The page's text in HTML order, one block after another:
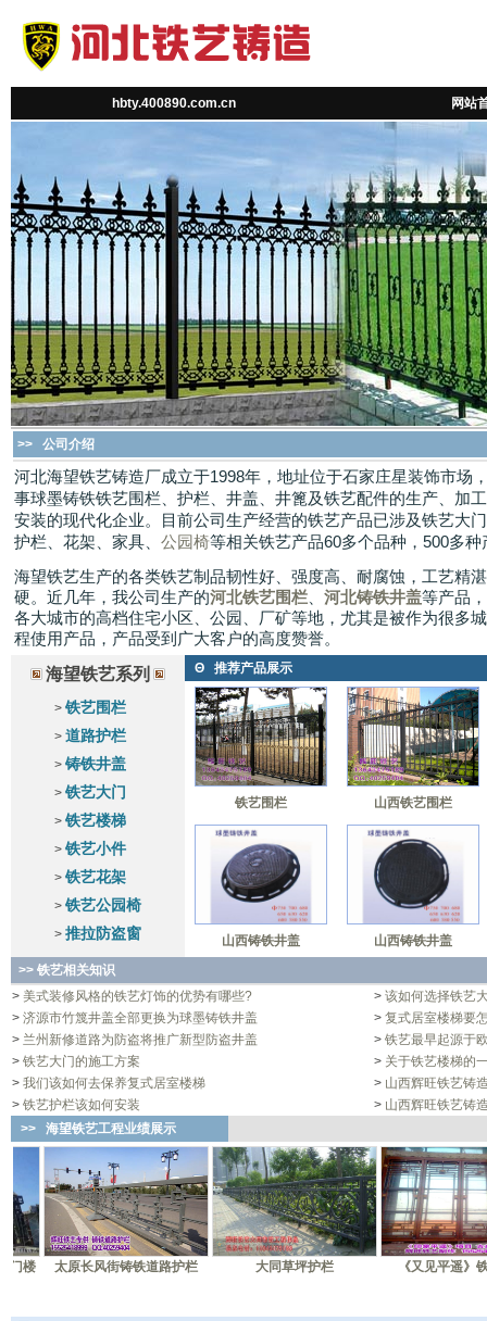
hbty.400890.com.cn 网站
>> 公司介绍
河北海望铁艺铸造厂成立于1998年，地址位于石家庄星装饰市场
事球墨铸铁铁艺围栏、护栏、井盖、井篦及铁艺配件的生产、加
安装的现代化企业。目前公司生产经营的铁艺产品已涉及铁艺大
护栏、花架、家具、 公园椅等相关铁艺产品60多个品种，500多种
海望铁艺生产的各类铁艺制品韧性好、强度高、耐腐蚀，工艺精
硬。近几年，我公司生产的河北铁艺围栏 河北铸铁井盖等产品
各大城市的高档住宅小区、公园、厂矿等地，尤其是被作为很多
程使用产品，产品受到广大客户的高度赞誉。
海望铁艺系列
> 铁艺围栏
> 道路护栏
> 铸铁井盖
> 铁艺大门
> 铁艺楼梯
> 铁艺小件
> 铁艺花架
> 铁艺公园椅
> 推拉防盗窗
Θ 推荐产品展示
铁艺围栏 山西铁艺围栏
山西铸铁井盖
山西铸铁井盖
>> 铁艺相关知识
> 美式装修风格的铁艺灯饰的优势有哪些? > 该如何选择铁艺
> 济源市竹篾井盖全部更换为球墨铸铁井盖 > 复式居室楼梯要
> 兰州新修道路为防盗将推广新型防盗井盖 > 铁艺最早起源于
> 铁艺大门的施工方案 > 关于铁艺楼梯的
> 我们该如何去保养复式居室楼梯 > 山西辉旺铁艺铸
> 铁艺护栏该如何安装 > 山西辉旺铁艺铸
>>
海望铁艺工程业绩展示
太原长风街铸铁道路护栏 大同草坪护栏 《又见平遥》铁艺